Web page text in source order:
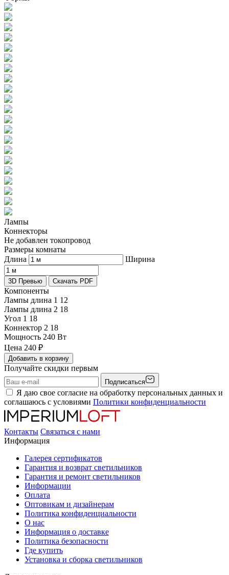
Лампы
Коннекторы
Не добавлен токопровод
Размеры комнаты
Длина
Ширина
3D Превью Скачать PDF
Компоненты
Лампы длина 1 12
Лампы длина 2 18
Угол 1 18
Коннектор 2 18
Мощность 240 Вт
Цена 240 ₽
Добавить в корзину
Получайте скидки первым
Подписаться
Я даю свое согласие на обработку персональных данных и
соглашаюсь с условиями Политики конфиденциальности
Контакты Связаться с нами
Информация
Галерея сертификатов
Гарантия и возврат светильников
Гарантия и ремонт светильников
Информации
Оплата
Оптовикам и дизайнерам
Политика конфиденциальности
О нас
Информация о доставке
Политика безопасности
Где купить
Установка и сборка светильников